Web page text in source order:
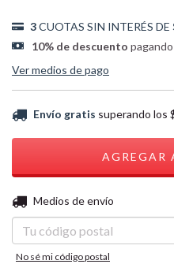
3CUOTAS SIN INTERÉS DE
10% de descuento
Ver medios de pago
Envío gratis superando los
Entregas para el CP:
Medios de envío
No sé mi código postal